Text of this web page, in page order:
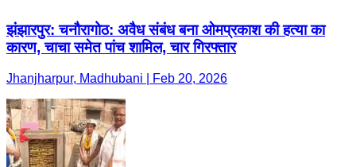
झंझारपुर: चनौरागोठ: अवैध संबंध बना ओमप्रकाश की हत्या का
कारण, चाचा समेत पांच शामिल, चार गिरफ्तार
Jhanjharpur, Madhubani | Feb 20, 2026